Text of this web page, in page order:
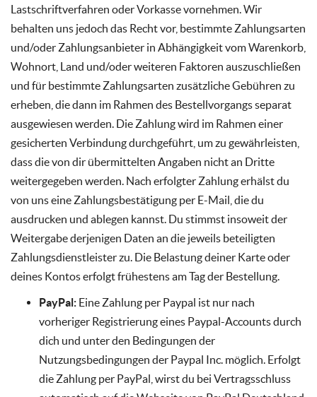
Lastschriftverfahren oder Vorkasse vornehmen. Wir
behalten uns jedoch das Recht vor, bestimmte Zahlungsarten
und/oder Zahlungsanbieter in Abhängigkeit vom Warenkorb,
Wohnort, Land und/oder weiteren Faktoren auszuschließen
und für bestimmte Zahlungsarten zusätzliche Gebühren zu
erheben, die dann im Rahmen des Bestellvorgangs separat
ausgewiesen werden. Die Zahlung wird im Rahmen einer
gesicherten Verbindung durchgeführt, um zu gewährleisten,
dass die von dir übermittelten Angaben nicht an Dritte
weitergegeben werden. Nach erfolgter Zahlung erhälst du
von uns eine Zahlungsbestätigung per E-Mail, die du
ausdrucken und ablegen kannst. Du stimmst insoweit der
Weitergabe derjenigen Daten an die jeweils beteiligten
Zahlungsdienstleister zu. Die Belastung deiner Karte oder
deines Kontos erfolgt frühestens am Tag der Bestellung.
PayPal: Eine Zahlung per Paypal ist nur nach
vorheriger Registrierung eines Paypal-Accounts durch
dich und unter den Bedingungen der
Nutzungsbedingungen der Paypal Inc. möglich. Erfolgt
die Zahlung per PayPal, wirst du bei Vertragsschluss